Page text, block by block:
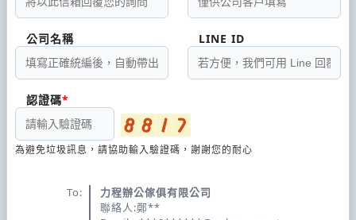
公司名稱 LINE ID
認證碼
為避免垃圾訊息，請協助輸入驗證碼，謝謝您的耐心
To:
力程辦公傢俱有限公司
聯絡人:鄭**